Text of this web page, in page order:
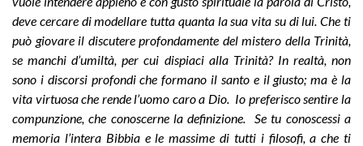
deve cercare di modellare tutta quanta la sua vita su di lui. Che ti
può giovare il discutere profondamente del mistero della Trinità,
se manchi d’umiltà, per cui dispiaci alla Trinità? In realtà, non
sono i discorsi profondi che formano il santo e il giusto; ma è la
vita virtuosa che rende l’uomo caro a Dio. Io preferisco sentire la
compunzione, che conoscerne la definizione. Se tu conoscessi a
memoria l’intera Bibbia e le massime di tutti i filosofi, a che ti